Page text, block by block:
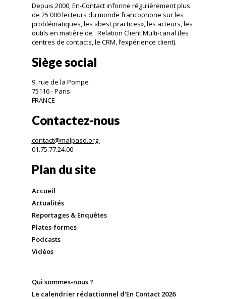
Depuis 2000, En-Contact informe régulièrement plus
de 25 000 lecteurs du monde francophone sur les
problématiques, les «best practices», les acteurs, les
outils en matière de : Relation Client Multi-canal (les
centres de contacts, le CRM, l’expérience client).
Siège social
9, rue de la Pompe
75116 - Paris
FRANCE
Contactez-nous
contact@malpaso.org
01.75.77.24.00
Plan du site
Accueil
Actualités
Reportages & Enquêtes
Plates-formes
Podcasts
Vidéos
Qui sommes-nous ?
Le calendrier rédactionnel d'En Contact 2026